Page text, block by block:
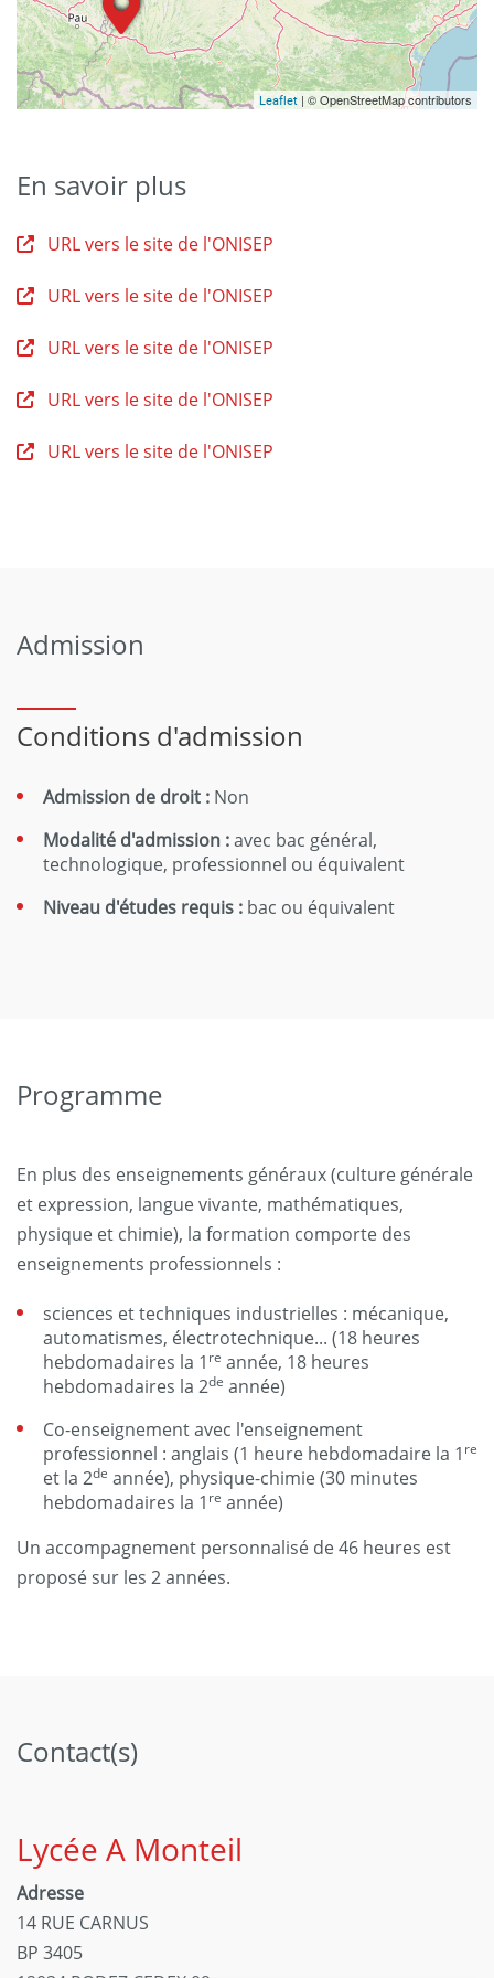
Leaflet | © OpenStreetMap contributors
En savoir plus
URL vers le site de l'ONISEP
URL vers le site de l'ONISEP
URL vers le site de l'ONISEP
URL vers le site de l'ONISEP
URL vers le site de l'ONISEP
Admission
Conditions d'admission
Admission de droit : Non
Modalité d'admission :avec bac général,
technologique, professionnel ou équivalent
Niveau d'études requis : bac ou équivalent
Programme
En plus des enseignements généraux (culture générale
et expression, langue vivante, mathématiques,
physique et chimie), la formation comporte des
enseignements professionnels :
sciences et techniques industrielles : mécanique,
automatismes, électrotechnique... (18 heures
hebdomadaires la 1 re année, 18 heures
hebdomadaires la 2de année)
Co-enseignement avec l'enseignement
professionnel : anglais (1 heure hebdomadaire la 1 re
et la 2de année), physique-chimie (30 minutes
hebdomadaires la 1 re année)
Un accompagnement personnalisé de 46 heures est
proposé sur les 2 années.
Contact(s)
Lycée A Monteil
Adresse
14 RUE CARNUS
BP 3405